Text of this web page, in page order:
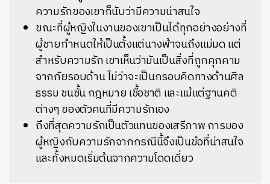
ความรักของเขาก็นับว่ามีความน่าสนใจ
ขณะที่ผู้หญิงในงานของเขาเป็นได้ทุกอย่างอย่างที่
ผู้ชายกำหนดให้เป็นตั้งแต่นางฟ้าจนถึงแม่มด แต่
สำหรับความรัก เขาเห็นว่ามันเป็นสิ่งที่ถูกคุกคาม
จากภัยรอบด้าน ไม่ว่าจะเป็นกรอบคิดทางด้านศีล
ธรรม ชนชั้น กฎหมาย เชื้อชาติ และแม้แต่ฐานคติ
ต่างๆ ของตัวคนที่มีความรักเอง
ถึงที่สุดความรักเป็นตัวแทนของเสรีภาพ การมอง
ผู้หญิงกับความรักจากกรณีนี้จึงเป็นข้อที่น่าสนใจ
และทั้งหมดเริ่มต้นจากความโดดเดี่ยว